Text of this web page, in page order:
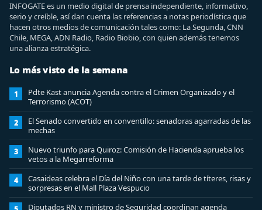
INFOGATE es un medio digital de prensa independiente, informativo,
serio y creíble, así dan cuenta las referencias a notas periodística que
hacen otros medios de comunicación tales como: La Segunda, CNN
Chile, MEGA, ADN Radio, Radio Biobio, con quien además tenemos
una alianza estratégica.
Lo más visto de la semana
1
Pdte Kast anuncia Agenda contra el Crimen Organizado y el
Terrorismo (ACOT)
2
El Senado convertido en conventillo: senadoras agarradas de las
mechas
3
Nuevo triunfo para Quiroz: Comisión de Hacienda aprueba los
vetos a la Megarreforma
4
Casaideas celebra el Día del Niño con una tarde de títeres, risas y
sorpresas en el Mall Plaza Vespucio
Diputados RN y ministro de Seguridad coordinan agenda